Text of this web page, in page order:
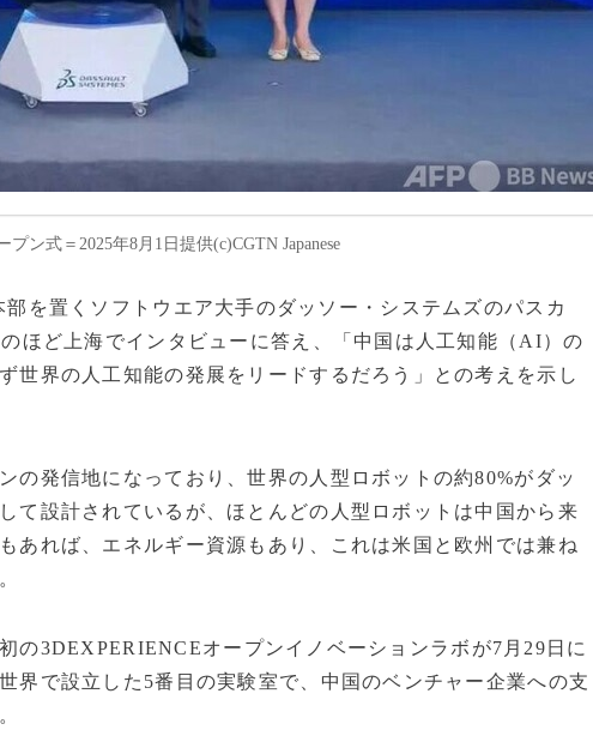
ン式＝2025年8月1日提供(c)CGTN Japanese
部を置くソフトウエア大手のダッソー・システムズのパスカ
ほど上海でインタビューに答え、「中国は人工知能（AI）の
世界の人工知能の発展をリードするだろう」との考えを示し
の発信地になっており、世界の人型ロボットの約80%がダッ
て設計されているが、ほとんどの人型ロボットは中国から来
あれば、エネルギー資源もあり、これは米国と欧州では兼ね
の3DEXPERIENCEオープンイノベーションラボが7月29日に
界で設立した5番目の実験室で、中国のベンチャー企業への支